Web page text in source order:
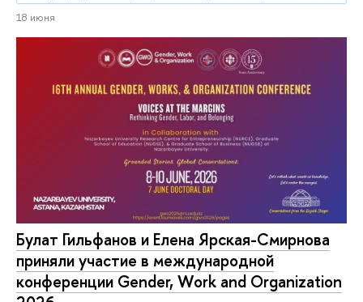
18 июня
Булат Гильфанов и Елена Ярская-Смирнова
приняли участие в международной
конференции Gender, Work and Organization